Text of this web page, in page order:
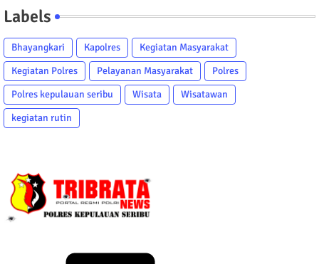
Labels
Bhayangkari Kapolres
Kegiatan Masyarakat
Kegiatan Polres
Pelayanan Masyarakat
Polres
Polres kepulauan seribu
Wisata
Wisatawan
kegiatan rutin